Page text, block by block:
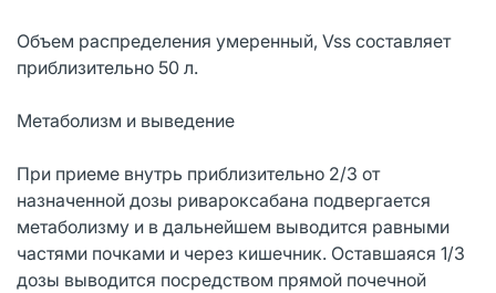
Объем распределения умеренный, Vss составляет
приблизительно 50 л.
Метаболизм и выведение
При приеме внутрь приблизительно 2/3 от
назначенной дозы ривароксабана подвергается
метаболизму и в дальнейшем выводится равными
частями почками и через кишечник. Оставшаяся 1/3
дозы выводится посредством прямой почечной